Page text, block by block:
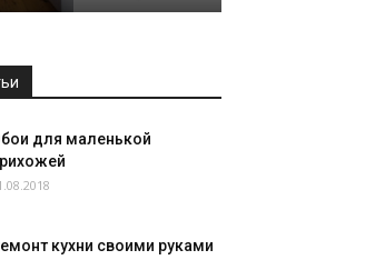
для маленькой
кухни своими руками